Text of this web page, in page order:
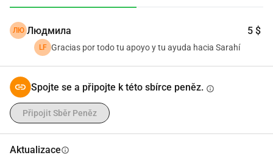
ЛЮ Людмила 5 $
LF Gracias por todo tu apoyo y tu ayuda hacia Sarahí
Spojte se a připojte k této sbírce peněz. info
Připojit Sběr Peněz
Aktualizaceinfo